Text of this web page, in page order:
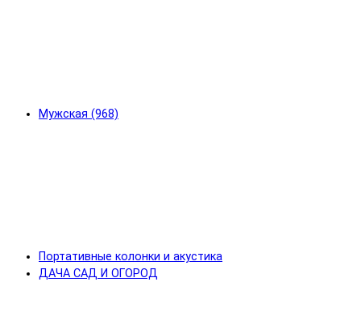
Мужская (968)
Портативные колонки и акустика
ДАЧА САД И ОГОРОД